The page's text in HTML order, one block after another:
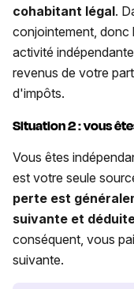
cohabitant légal.
conjointement, donc
activité
revenus de votre
d'impôts.
Situation 2 : vous
Vous êtes
est votre seule
perte est
suivante et
conséquent, vous
suivante.